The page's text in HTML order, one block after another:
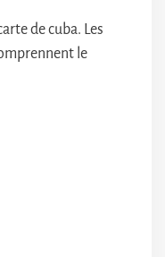
de cuba. Les
le